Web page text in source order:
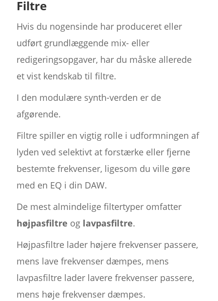
Filtre
Hvis du nogensinde har produceret eller
udført grundlæggende mix- eller
redigeringsopgaver, har du måske allerede
et vist kendskab til filtre.
I den modulære synth-verden er de
afgørende.
Filtre spiller en vigtig rolle i udformningen af
lyden ved selektivt at forstærke eller fjerne
bestemte frekvenser, ligesom du ville gøre
med en EQ i din DAW.
De mest almindelige filtertyper omfatter
højpasfiltre og lavpasfiltre.
Højpasfiltre lader højere frekvenser passere,
mens lave frekvenser dæmpes, mens
lavpasfiltre lader lavere frekvenser passere,
mens høje frekvenser dæmpes.